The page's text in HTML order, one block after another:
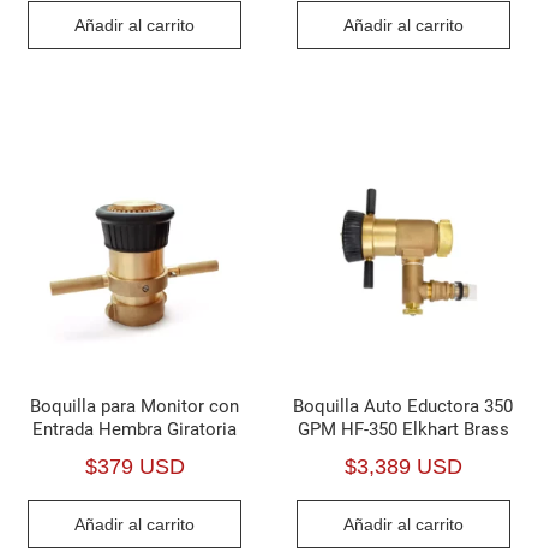
Añadir al carrito Añadir al carrito
Boquilla para Monitor con
Entrada Hembra Giratoria
$379 USD
Añadir al carrito
Boquilla Auto Eductora 350
GPM HF-350 Elkhart Brass
$3,389 USD
Añadir al carrito